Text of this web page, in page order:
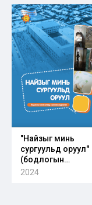
"Найзыг минь
сургуульд оруул"
(бодлогын
нөлөөлөлд ашиглах
2024